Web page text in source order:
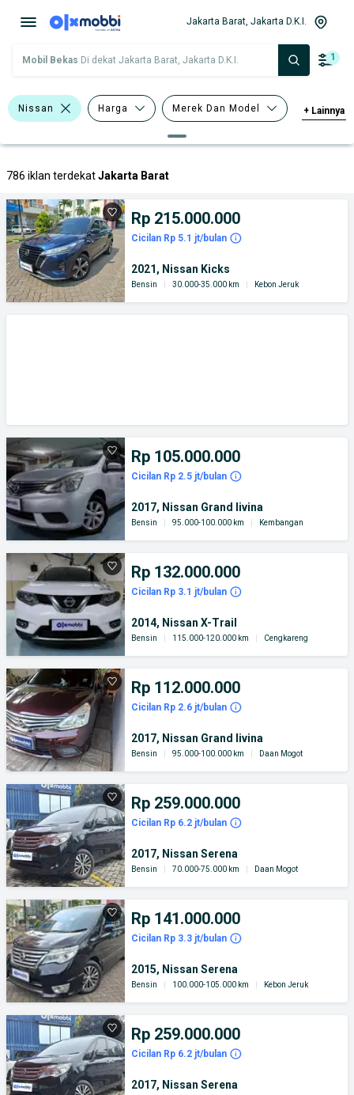
Jakarta Barat, Jakarta D.K.I.
Mobil Bekas Di dekat Jakarta Barat, Jakarta D.K.I. 1
Nissan Harga Merek Dan Model + Lainnya
786 iklan terdekatJakarta Barat
Rp 215.000.000
Cicilan Rp 5.1 jt/bulan
2021, Nissan Kicks
Bensin 30.000-35.000 km Kebon Jeruk
Rp 105.000.000
Cicilan Rp 2.5 jt/bulan
2017, Nissan Grand livina
Bensin 95.000-100.000 km Kembangan
Rp 132.000.000
Cicilan Rp 3.1 jt/bulan
2014, Nissan X-Trail
Bensin 115.000-120.000 km Cengkareng
Rp 112.000.000
Cicilan Rp 2.6 jt/bulan
2017, Nissan Grand livina
Bensin 95.000-100.000 km Daan Mogot
Rp 259.000.000
Cicilan Rp 6.2 jt/bulan
2017, Nissan Serena
Bensin 70.000-75.000 km Daan Mogot
Rp 141.000.000
Cicilan Rp 3.3 jt/bulan
2015, Nissan Serena
Bensin 100.000-105.000 km Kebon Jeruk
Rp 259.000.000
Cicilan Rp 6.2 jt/bulan
2017, Nissan Serena